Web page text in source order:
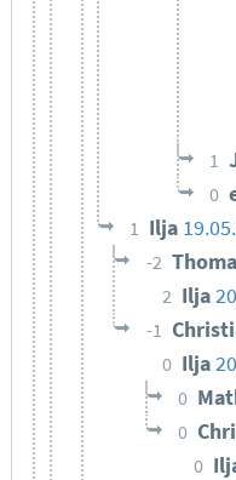
1
0
1 Ilja
-2
2 Ilja
-1
0 Ilja
0
0
0